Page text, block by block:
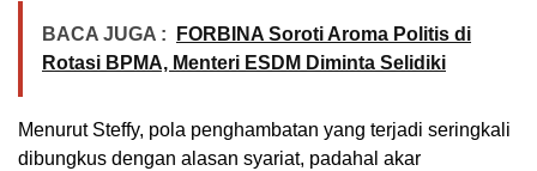
BACA JUGA :
FORBINA Soroti Aroma Politis di
Rotasi BPMA, Menteri ESDM Diminta Selidiki
Menurut Steffy, pola penghambatan yang terjadi seringkali
dibungkus dengan alasan syariat, padahal akar